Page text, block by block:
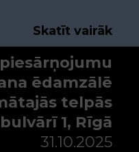
Skatīt vairāk
ēdamzālē
telpās
1, Rīgā
31.10.2025